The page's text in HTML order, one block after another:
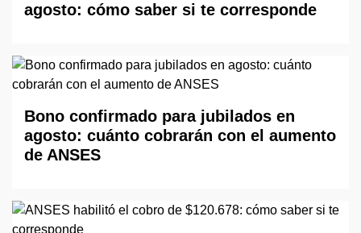
agosto: cómo saber si te corresponde
Bono confirmado para jubilados en
agosto: cuánto cobrarán con el aumento
de ANSES